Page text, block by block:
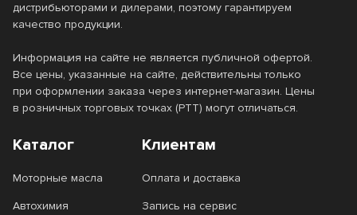
дистрибьюторами и дилерами, поэтому гарантируем
качество продукции.
Информация на сайте не является публичной офертой.
Все цены, указанные на сайте, действительны только
при оформлении заказа через интернет-магазин. Цены
в розничных торговых точках (РТТ) могут отличаться.
Каталог
Моторные масла
Автохимия
Клиентам
Оплата и доставка
Запись на сервис